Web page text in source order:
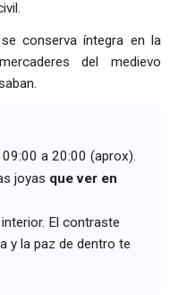
conserva íntegra en la
del medievo
a 20:00 (aprox).
joyas que ver en
El contraste
y la paz de dentro te